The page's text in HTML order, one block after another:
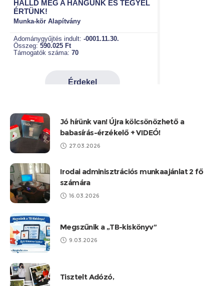
Jó hírünk van! Újra kölcsönözhető a
babasírás-érzékelő + VIDEÓ!
27.03.2026
Irodai adminisztrációs munkaajánlat 2 fő
számára
16.03.2026
Megszűnik a „TB-kiskönyv”
9.03.2026
Tisztelt Adózó,